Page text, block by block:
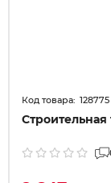
128775
Строительная